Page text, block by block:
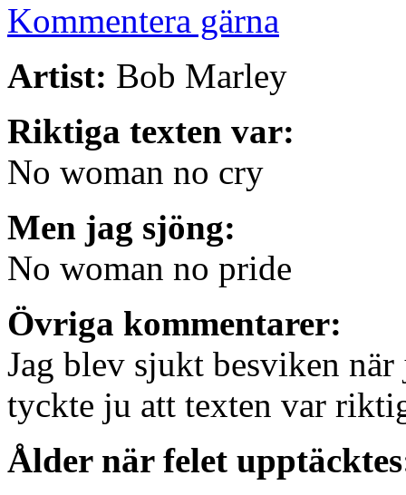
Kommentera gärna
Artist: Bob Marley
Riktiga texten var:
No woman no cry
Men jag sjöng:
No woman no pride
Övriga kommentarer:
Jag blev sjukt besviken
tyckte ju att texten var
Ålder när felet